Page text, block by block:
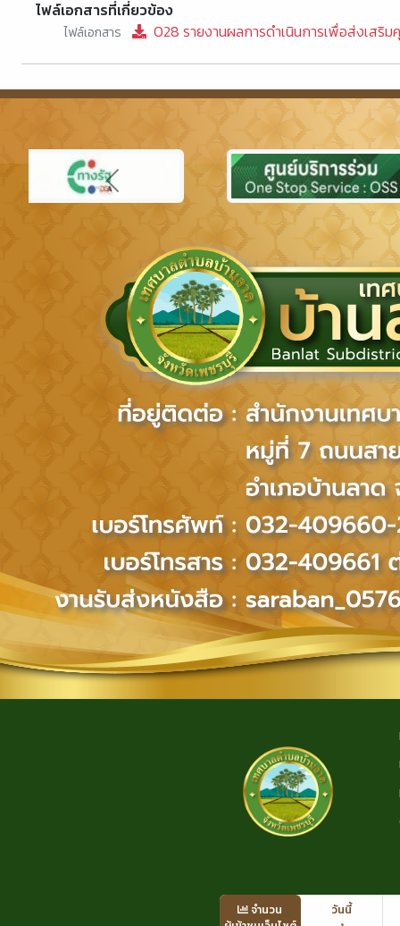
ไฟล์เอกสารที่เกี่ยวข้อง
ไฟล์เอกสาร O28 รายงานผลการดำเนินการเพื่อส่งเสริ
Previous
จำนวน
วันนี้